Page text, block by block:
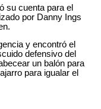
su cuenta para el
por Danny Ings
y encontró el
defensivo del
un balón para
para igualar el